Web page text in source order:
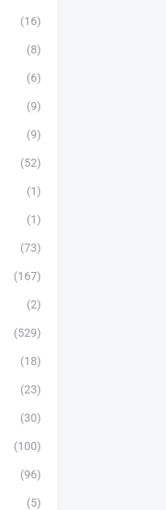
(16)
(8)
(6)
(9)
(9)
(52)
(1)
(1)
(73)
(167)
(2)
(529)
(18)
(23)
(30)
(100)
(96)
(5)